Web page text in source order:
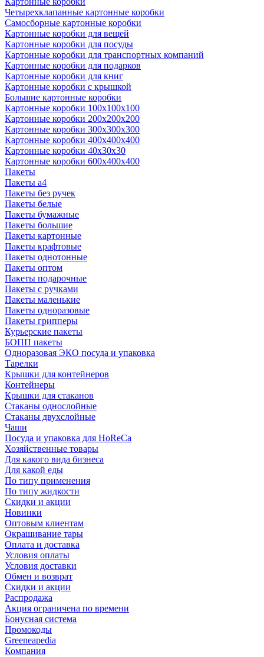
Четырехклапанные картонные коробки
Самосборные картонные коробки
Картонные коробки для вещей
Картонные коробки для посуды
Картонные коробки для транспортных компаний
Картонные коробки для подарков
Картонные коробки для книг
Картонные коробки с крышкой
Большие картонные коробки
Картонные коробки 100x100x100
Картонные коробки 200x200x200
Картонные коробки 300x300x300
Картонные коробки 400x400x400
Картонные коробки 40x30x30
Картонные коробки 600x400x400
Пакеты
Пакеты а4
Пакеты без ручек
Пакеты белые
Пакеты бумажные
Пакеты большие
Пакеты картонные
Пакеты крафтовые
Пакеты однотонные
Пакеты оптом
Пакеты подарочные
Пакеты с ручками
Пакеты маленькие
Пакеты одноразовые
Пакеты грипперы
Курьерские пакеты
БОПП пакеты
Одноразовая ЭКО посуда и упаковка
Тарелки
Крышки для контейнеров
Контейнеры
Крышки для стаканов
Стаканы однослойные
Стаканы двухслойные
Чаши
Посуда и упаковка для HoReCa
Хозяйственные товары
Для какого вида бизнеса
Для какой еды
По типу применения
По типу жидкости
Скидки и акции
Новинки
Оптовым клиентам
Окрашивание тары
Оплата и доставка
Условия оплаты
Условия доставки
Обмен и возврат
Скидки и акции
Распродажа
Акция ограничена по времени
Бонусная система
Промокоды
Greeneapedia
Компания